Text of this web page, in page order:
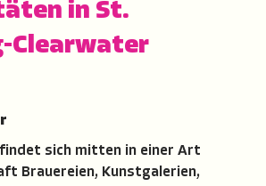
in St.
Clearwater
sich mitten in einer Art
Brauereien, Kunstgalerien,